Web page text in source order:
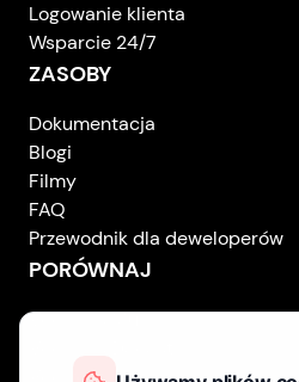
Logowanie klienta
Wsparcie 24/7
ZASOBY
Dokumentacja
Blogi
Filmy
FAQ
Przewodnik dla deweloperów
PORÓWNAJ
Vodlix vs Muvi